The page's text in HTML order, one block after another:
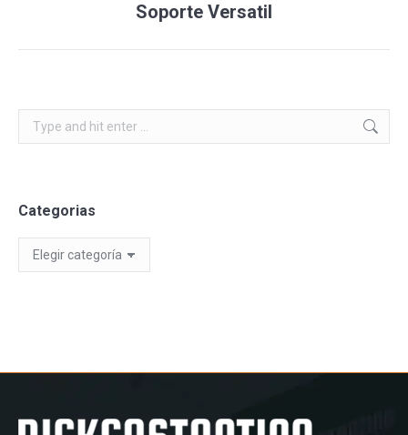
album:
Soporte Versatil
Search:
Categorias
Categorias